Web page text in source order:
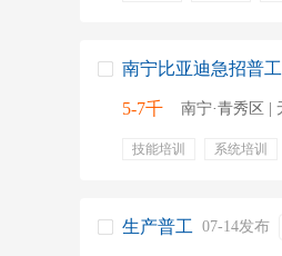
南宁比亚迪急招普工
5-7千 南宁·青秀区 |
技能培训 系统培训
生产普工 07-14发布